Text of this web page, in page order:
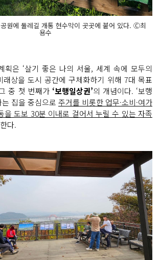
원에 둘레길 개통 현수막이 곳곳에 붙어 있다. Ⓒ최
용수
획은 ‘살기 좋은 나의 서울, 세계 속에 모두의
래상을 도시 공간에 구체화하기 위해 7대 목표
중 첫 번째가 ‘보행일상권’의 개념이다. ‘보행
집을 중심으로 주거를 비롯한 업무·소비·여가
을 도보 30분 이내로 걸어서 누릴 수 있는 자족
다.